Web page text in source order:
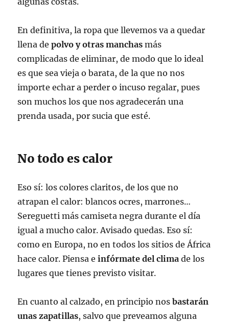
En definitiva, la ropa que llevemos va a quedar
llena depolvo y otras manchas más
complicadas de eliminar, de modo que lo ideal
es que sea vieja o barata, de la que no nos
importe echar a perder o incuso regalar, pues
son muchos los que nos agradecerán una
prenda usada, por sucia que esté.
No todo es calor
Eso sí: los colores claritos, de los que no
atrapan el calor: blancos ocres, marrones…
Sereguetti más camiseta negra durante el día
igual a mucho calor. Avisado quedas. Eso sí:
como en Europa, no en todos los sitios de África
hace calor. Piensa einfórmate del clima de los
lugares que tienes previsto visitar.
En cuanto al calzado, en principio nosbastarán
unas zapatillas, salvo que preveamos alguna